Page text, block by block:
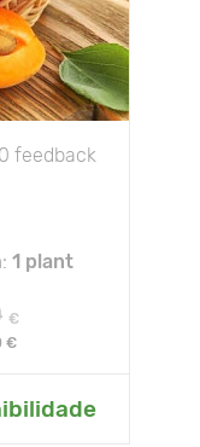
0 feedback
1 plant
€
€